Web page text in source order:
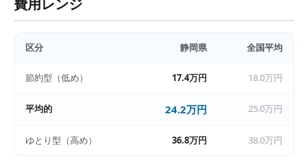
費用レンジ
区分 静岡県 全国平均
節約型（低め） 17.4万円 18.0万円
平均的 24.2万円 25.0万円
ゆとり型（高め） 36.8万円 38.0万円